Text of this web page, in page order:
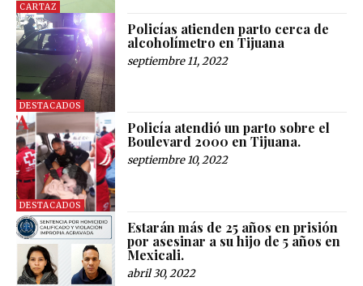
CARTAZ
DESTACADOS
Policías atienden parto cerca de
alcoholímetro en Tijuana
septiembre 11, 2022
DESTACADOS
Policía atendió un parto sobre el
Boulevard 2000 en Tijuana.
septiembre 10, 2022
Estarán más de 25 años en prisión
por asesinar a su hijo de 5 años en
Mexicali.
abril 30, 2022